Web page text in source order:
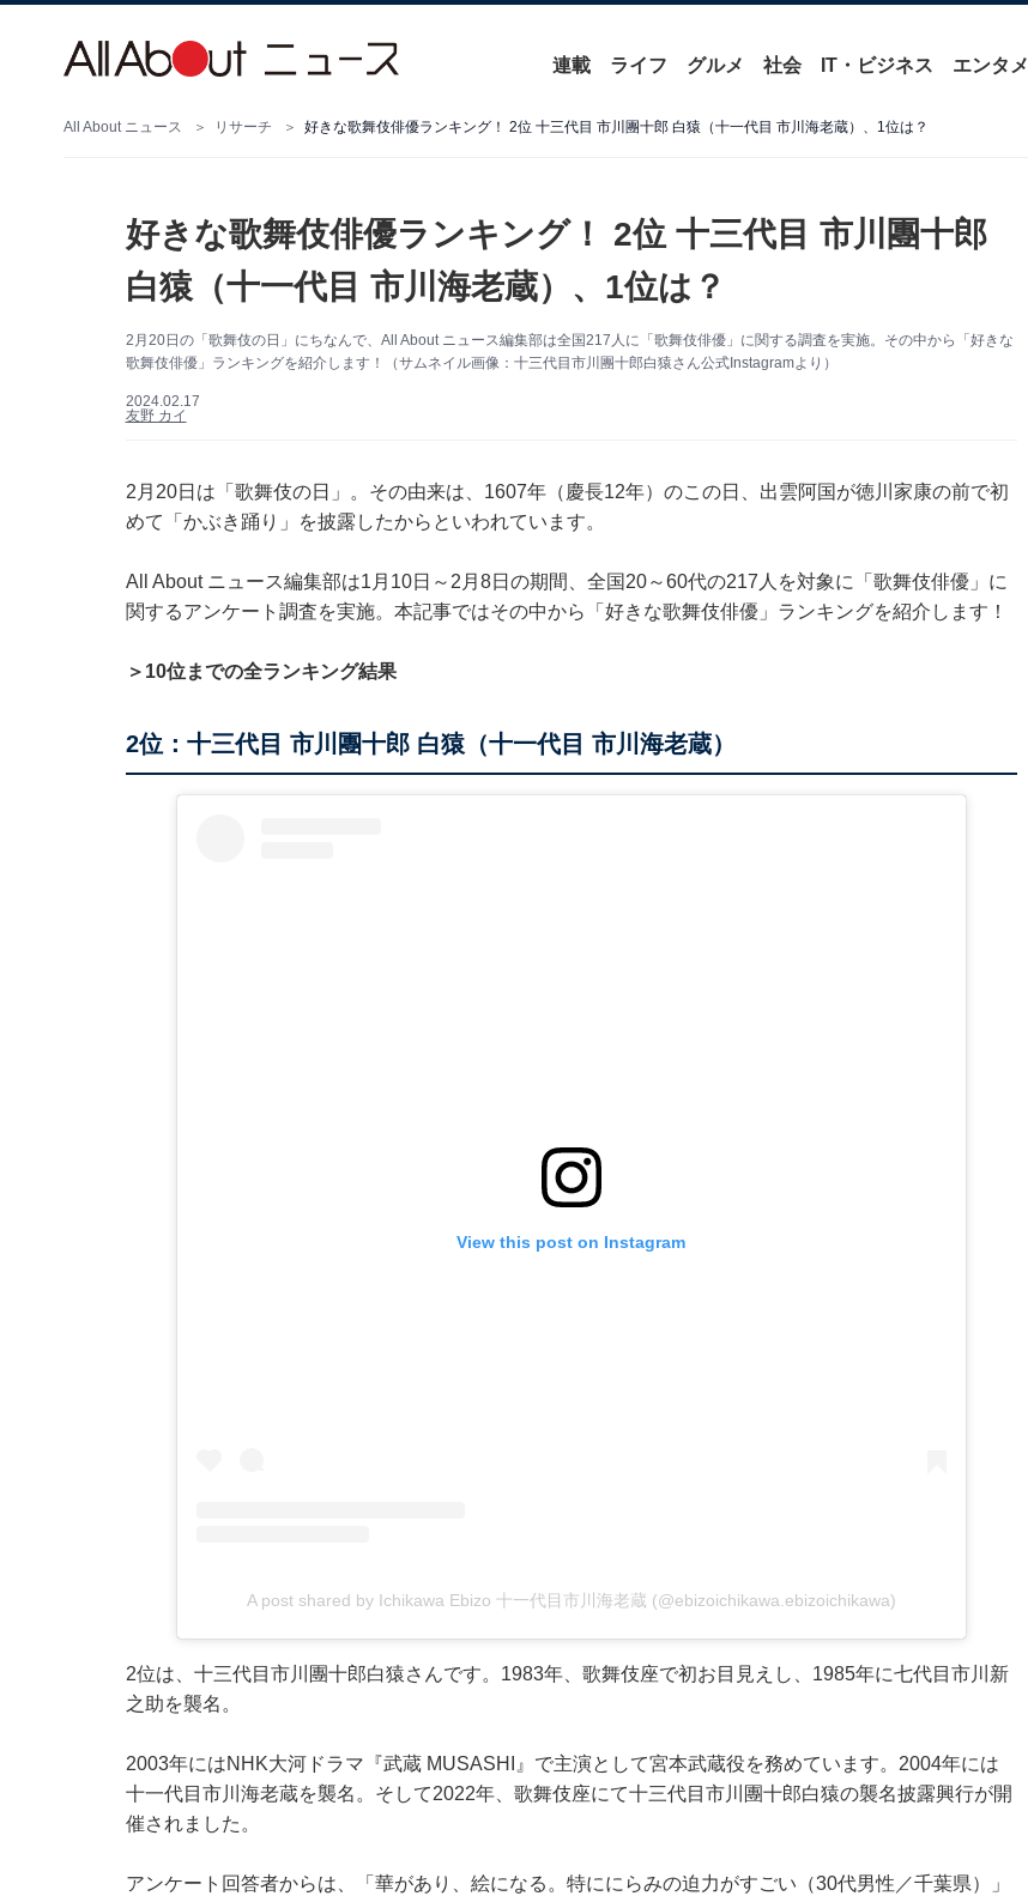
連載 ライフ グルメ 社会 IT・ビジネス エンタメ
All About ニュース リサーチ 好きな歌舞伎俳優ランキング！ 2位 十三代目 市川團十郎 白猿（十一代目 市川海老蔵）、1位は？
好きな歌舞伎俳優ランキング！ 2位 十三代目 市川團十郎
白猿（十一代目 市川海老蔵）、1位は？
2月20日の「歌舞伎の日」にちなんで、All About ニュース編集部は全国217人に「歌舞伎俳優」に関する調査を実施。その中から「好きな
歌舞伎俳優」ランキングを紹介します！（サムネイル画像：十三代目市川團十郎白猿さん公式Instagramより）
2024.02.17
友野 カイ
2月20日は「歌舞伎の日」。その由来は、1607年（慶長12年）のこの日、出雲阿国が徳川家康の前で初
めて「かぶき踊り」を披露したからといわれています。
All About ニュース編集部は1月10日～2月8日の期間、全国20～60代の217人を対象に「歌舞伎俳優」に
関するアンケート調査を実施。本記事ではその中から「好きな歌舞伎俳優」ランキングを紹介します！
＞10位までの全ランキング結果
2位：十三代目 市川團十郎 白猿（十一代目 市川海老蔵）
View this post on Instagram
A post shared by Ichikawa Ebizo 十一代目市川海老蔵 (@ebizoichikawa.ebizoichikawa)
2位は、十三代目市川團十郎白猿さんです。1983年、歌舞伎座で初お目見えし、1985年に七代目市川新
之助を襲名。
2003年にはNHK大河ドラマ『武蔵 MUSASHI』で主演として宮本武蔵役を務めています。2004年には
十一代目市川海老蔵を襲名。そして2022年、歌舞伎座にて十三代目市川團十郎白猿の襲名披露興行が開
催されました。
アンケート回答者からは、「華があり、絵になる。特ににらみの迫力がすごい（30代男性／千葉県）」